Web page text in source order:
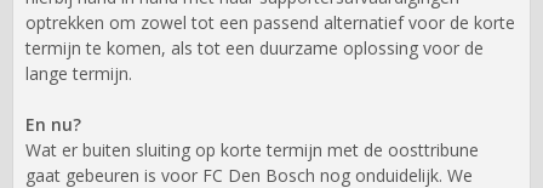
optrekken om zowel tot een passend alternatief voor de korte
termijn te komen, als tot een duurzame oplossing voor de
lange termijn.
En nu?
Wat er buiten sluiting op korte termijn met de oosttribune
gaat gebeuren is voor FC Den Bosch nog onduidelijk. We